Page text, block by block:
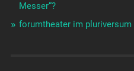
Messer“?
forumtheater im pluriversum